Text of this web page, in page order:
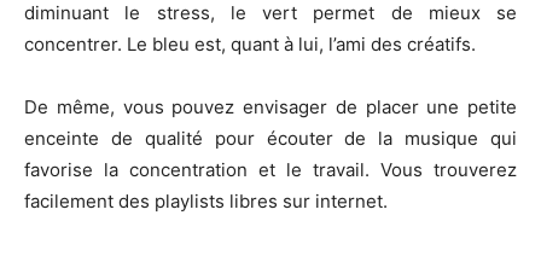
diminuant le stress, le vert permet de mieux se
concentrer. Le bleu est, quant à lui, l’ami des créatifs.
De même, vous pouvez envisager de placer une petite
enceinte de qualité pour écouter de la musique qui
favorise la concentration et le travail. Vous trouverez
facilement des playlists libres sur internet.